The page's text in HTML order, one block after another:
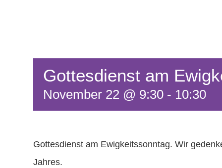
Gottesdienst am
November 22 @ 9:30 - 10:30
Gottesdienst am Ewigkeitssonntag. Wir
Jahres.